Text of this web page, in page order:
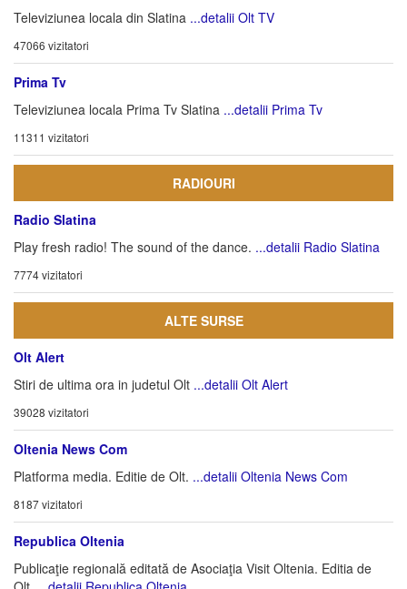
Televiziunea locala din Slatina ...detalii Olt TV
47066 vizitatori
Prima Tv
Televiziunea locala Prima Tv Slatina ...detalii Prima Tv
11311 vizitatori
RADIOURI
Radio Slatina
Play fresh radio! The sound of the dance. ...detalii Radio Slatina
7774 vizitatori
ALTE SURSE
Olt Alert
Stiri de ultima ora in judetul Olt ...detalii Olt Alert
39028 vizitatori
Oltenia News Com
Platforma media. Editie de Olt. ...detalii Oltenia News Com
8187 vizitatori
Republica Oltenia
Publicaţie regională editată de Asociaţia Visit Oltenia. Editia de